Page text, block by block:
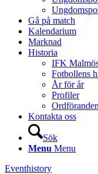
Gå på match
Kalendarium
Marknad
Historia
IFK
Fotbollens
År för år
Profiler
Ordföranden
Kontakta oss
Sök
Menu Menu
Eventhistory